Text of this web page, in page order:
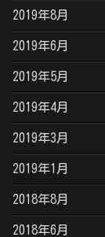
2019年8月
2019年6月
2019年5月
2019年4月
2019年3月
2019年1月
2018年8月
2018年6月